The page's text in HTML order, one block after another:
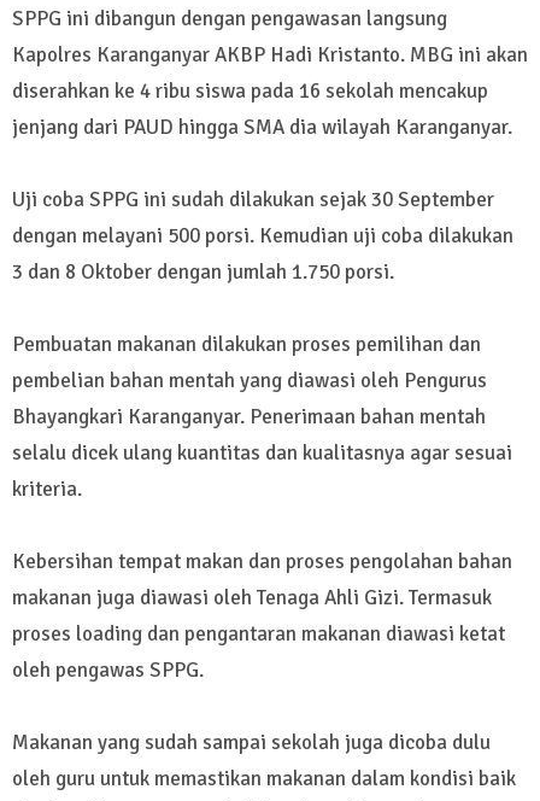
SPPG ini dibangun dengan pengawasan langsung
Kapolres Karanganyar AKBP Hadi Kristanto. MBG ini akan
diserahkan ke 4 ribu siswa pada 16 sekolah mencakup
jenjang dari PAUD hingga SMA dia wilayah Karanganyar.
Uji coba SPPG ini sudah dilakukan sejak 30 September
dengan melayani 500 porsi. Kemudian uji coba dilakukan
3 dan 8 Oktober dengan jumlah 1.750 porsi.
Pembuatan makanan dilakukan proses pemilihan dan
pembelian bahan mentah yang diawasi oleh Pengurus
Bhayangkari Karanganyar. Penerimaan bahan mentah
selalu dicek ulang kuantitas dan kualitasnya agar sesuai
kriteria.
Kebersihan tempat makan dan proses pengolahan bahan
makanan juga diawasi oleh Tenaga Ahli Gizi. Termasuk
proses loading dan pengantaran makanan diawasi ketat
oleh pengawas SPPG.
Makanan yang sudah sampai sekolah juga dicoba dulu
oleh guru untuk memastikan makanan dalam kondisi baik